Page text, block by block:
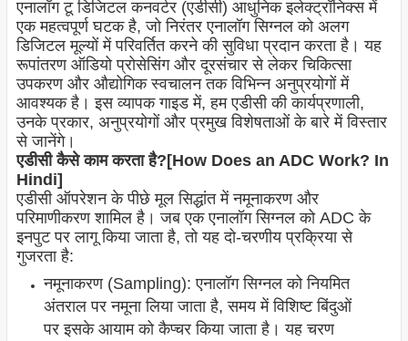
एनालॉग टू डिजिटल कनवर्टर (एडीसी) आधुनिक इलेक्ट्रॉनिक्स में
एक महत्वपूर्ण घटक है, जो निरंतर एनालॉग सिग्नल को अलग
डिजिटल मूल्यों में परिवर्तित करने की सुविधा प्रदान करता है। यह
रूपांतरण ऑडियो प्रोसेसिंग और दूरसंचार से लेकर चिकित्सा
उपकरण और औद्योगिक स्वचालन तक विभिन्न अनुप्रयोगों में
आवश्यक है। इस व्यापक गाइड में, हम एडीसी की कार्यप्रणाली,
उनके प्रकार, अनुप्रयोगों और प्रमुख विशेषताओं के बारे में विस्तार
से जानेंगे।
एडीसी कैसे काम करता है?[How Does an ADC Work? In
Hindi]
एडीसी ऑपरेशन के पीछे मूल सिद्धांत में नमूनाकरण और
परिमाणीकरण शामिल है। जब एक एनालॉग सिग्नल को ADC के
इनपुट पर लागू किया जाता है, तो यह दो-चरणीय प्रक्रिया से
गुजरता है:
नमूनाकरण (Sampling): एनालॉग सिग्नल को नियमित
अंतराल पर नमूना लिया जाता है, समय में विशिष्ट बिंदुओं
पर इसके आयाम को कैप्चर किया जाता है। यह चरण